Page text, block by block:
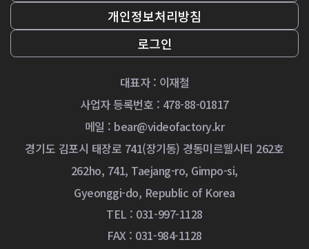
대표자 : 이재철
사업자 등록번호 : 478-88-01817
메일 : bear@videofactory.kr
경기도 김포시 태장로 741(장기동) 경동미르웰시티 262호
262ho, 741, Taejang-ro, Gimpo-si,
Gyeonggi-do, Republic of Korea
TEL : 031-997-1128
FAX : 031-984-1128
개인정보처리방침
로그인